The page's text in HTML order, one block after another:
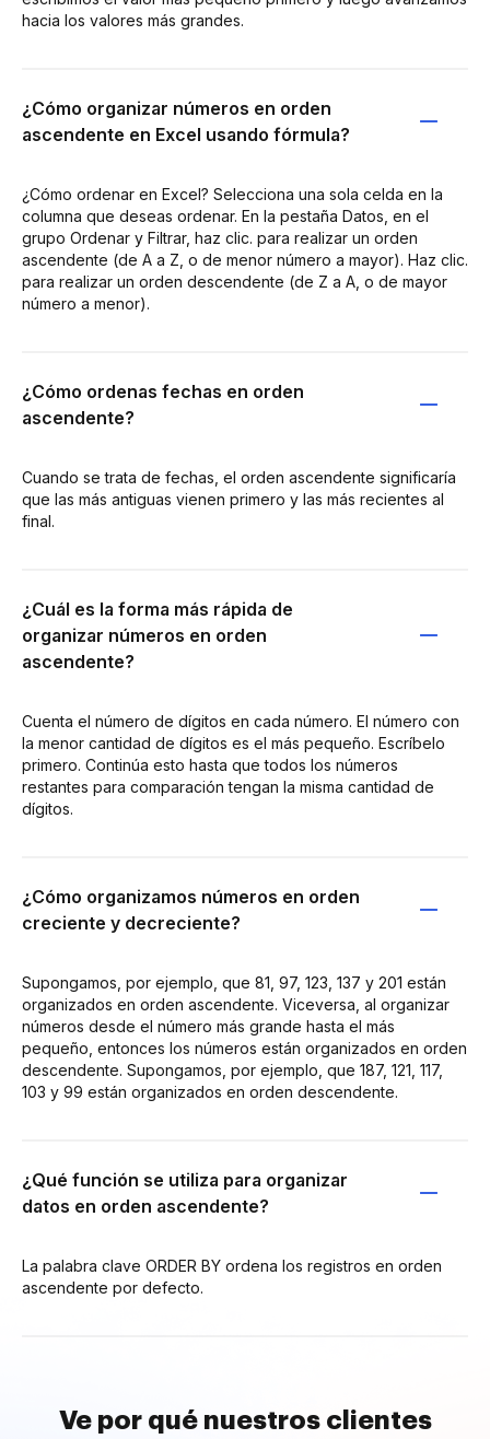
hacia los valores más grandes.
¿Cómo organizar números en orden
ascendente en Excel usando fórmula?
¿Cómo ordenar en Excel? Selecciona una sola celda en la
columna que deseas ordenar. En la pestaña Datos, en el
grupo Ordenar y Filtrar, haz clic. para realizar un orden
ascendente (de A a Z, o de menor número a mayor). Haz clic.
para realizar un orden descendente (de Z a A, o de mayor
número a menor).
¿Cómo ordenas fechas en orden
ascendente?
Cuando se trata de fechas, el orden ascendente significaría
que las más antiguas vienen primero y las más recientes al
final.
¿Cuál es la forma más rápida de
organizar números en orden
ascendente?
Cuenta el número de dígitos en cada número. El número con
la menor cantidad de dígitos es el más pequeño. Escríbelo
primero. Continúa esto hasta que todos los números
restantes para comparación tengan la misma cantidad de
dígitos.
¿Cómo organizamos números en orden
creciente y decreciente?
Supongamos, por ejemplo, que 81, 97, 123, 137 y 201 están
organizados en orden ascendente. Viceversa, al organizar
números desde el número más grande hasta el más
pequeño, entonces los números están organizados en orden
descendente. Supongamos, por ejemplo, que 187, 121, 117,
103 y 99 están organizados en orden descendente.
¿Qué función se utiliza para organizar
datos en orden ascendente?
La palabra clave ORDER BY ordena los registros en orden
ascendente por defecto.
Ve por qué nuestros clientes